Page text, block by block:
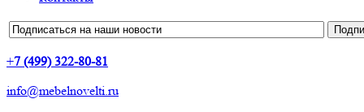
+7 (499) 322-80-81
info@mebelnovelti.ru